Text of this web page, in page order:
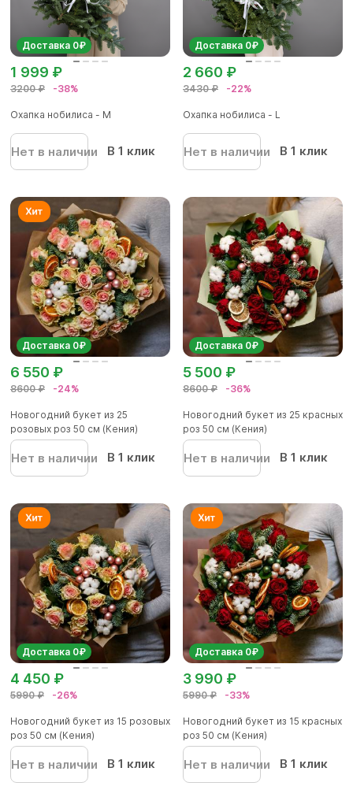
Доставка 0₽
3200 ₽ -38%
1 999 ₽
Охапка нобилиса - M
Нет в наличии В 1 клик
Доставка 0₽
3430 ₽ -22%
2 660 ₽
Охапка нобилиса - L
Нет в наличии В 1 клик
Доставка 0₽
8600 ₽ -24%
6 550 ₽
Новогодний букет из 25
розовых роз 50 см (Кения)
Нет в наличии В 1 клик
Доставка 0₽
8600 ₽ -36%
5 500 ₽
Новогодний букет из 25 красных
роз 50 см (Кения)
Нет в наличии В 1 клик
Доставка 0₽
5990 ₽ -26%
4 450 ₽
Новогодний букет из 15 розовых
роз 50 см (Кения)
Нет в наличии В 1 клик
Доставка 0₽
5990 ₽ -33%
3 990 ₽
Новогодний букет из 15 красных
роз 50 см (Кения)
Нет в наличии В 1 клик